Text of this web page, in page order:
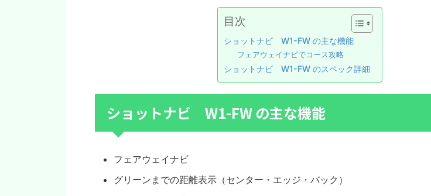
目次
ショットナビ W1-FW の主な機能
フェアウェイナビでコース攻略
ショットナビ W1-FW のスペック詳細
ショットナビ W1-FW の主な機能
フェアウェイナビ
グリーンまでの距離表示（センター・エッジ・バック）